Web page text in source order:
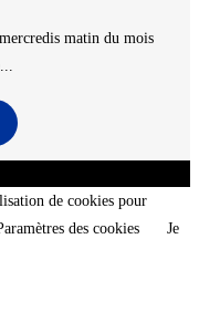
matin du mois
de cookies pour
des cookies
Je